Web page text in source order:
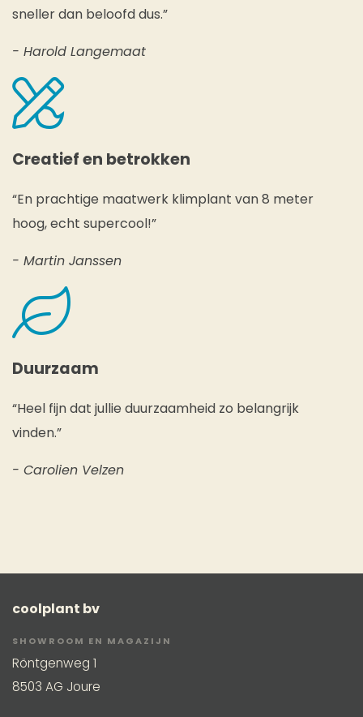
sneller dan beloofd dus.”
- Harold Langemaat
Creatief en betrokken
“En prachtige maatwerk klimplant van 8 meter
hoog, echt supercool!”
- Martin Janssen
Duurzaam
“Heel fijn dat jullie duurzaamheid zo belangrijk
vinden.”
- Carolien Velzen
coolplant bv
SHOWROOM EN MAGAZIJN
Röntgenweg 1
8503 AG Joure